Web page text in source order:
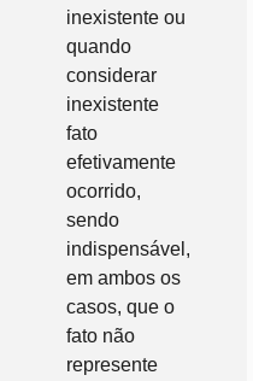
inexistente ou
quando
considerar
inexistente
fato
efetivamente
ocorrido,
sendo
indispensável,
em ambos os
casos, que o
fato não
represente